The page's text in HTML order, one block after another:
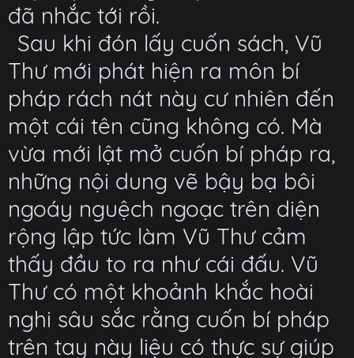
đã nhắc tới rồi.
Sau khi đón lấy cuốn sách, Vũ
Thư mới phát hiện ra môn bí
pháp rách nát này cư nhiên đến
một cái tên cũng không có. Mà
vừa mới lật mở cuốn bí pháp ra,
những nội dung vẽ bậy bạ bôi
ngoáy nguệch ngoạc trên diện
rộng lập tức làm Vũ Thư cảm
thấy đầu to ra như cái đấu. Vũ
Thư có một khoảnh khắc hoài
nghi sâu sắc rằng cuốn bí pháp
trên tay này liệu có thực sự giúp